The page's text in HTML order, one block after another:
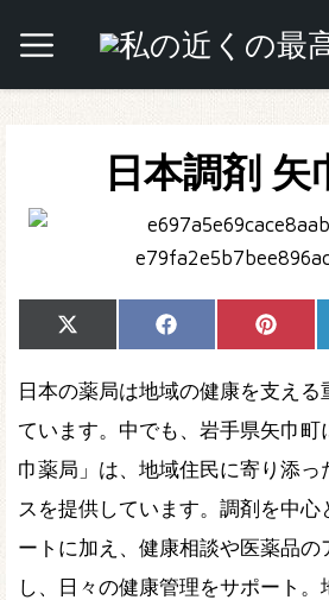
日本調剤 矢
Share
on
X
(Twitter)
Share
on
Facebook Share
on
日本の薬局は地域の健康を支える
ています。中でも、岩手県矢巾町
巾薬局」は、地域住民に寄り添
スを提供しています。調剤を中心
ートに加え、健康相談や医薬品
し、日々の健康管理をサポート